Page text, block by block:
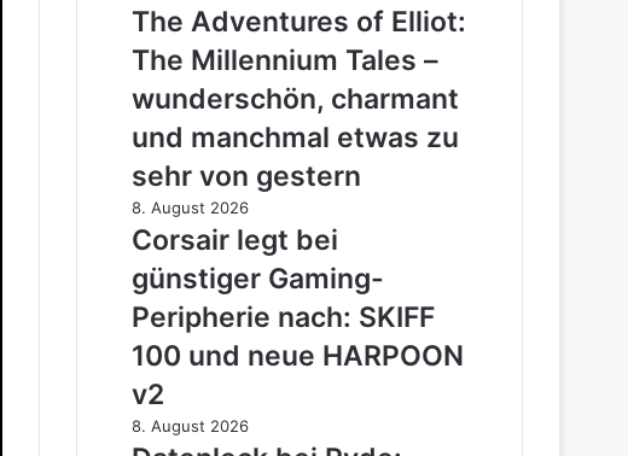
mit
Schrottkarren
Adventures
Elliot:
The
Millennium
Tales
wunderschön,
charmant
und
manchmal
etwas
zu
sehr
von
gestern
The Adventures of Elliot:
The Millennium Tales –
wunderschön, charmant
und manchmal etwas zu
sehr von gestern
Corsair
legt
bei
günstiger
Gaming-
Peripherie
nach:
SKIFF
100
und
8. August 2026
Corsair legt bei
günstiger Gaming-
Peripherie nach: SKIFF
100 und neue HARPOON
v2
Datenleck
bei
8. August 2026